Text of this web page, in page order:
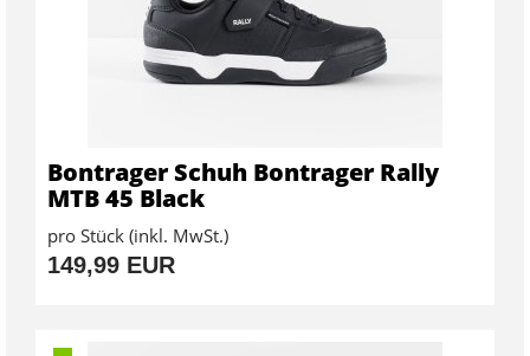
Bontrager Schuh Bontrager Rally
MTB 45 Black
pro Stück (inkl. MwSt.)
149,99 EUR